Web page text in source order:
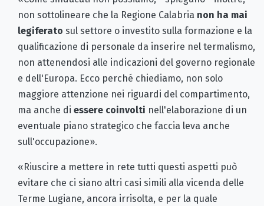
non sottolineare che la Regione Calabria non ha mai
legiferato sul settore o investito sulla formazione e la
qualificazione di personale da inserire nel termalismo,
non attenendosi alle indicazioni del governo regionale
e dell'Europa. Ecco perché chiediamo, non solo
maggiore attenzione nei riguardi del compartimento,
ma anche di essere coinvolti nell'elaborazione di un
eventuale piano strategico che faccia leva anche
sull'occupazione».
«Riuscire a mettere in rete tutti questi aspetti può
evitare che ci siano altri casi simili alla vicenda delle
Terme Lugiane, ancora irrisolta, e per la quale